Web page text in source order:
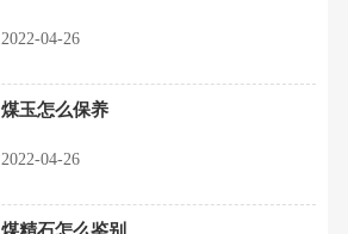
2022-04-26
煤玉怎么保养
2022-04-26